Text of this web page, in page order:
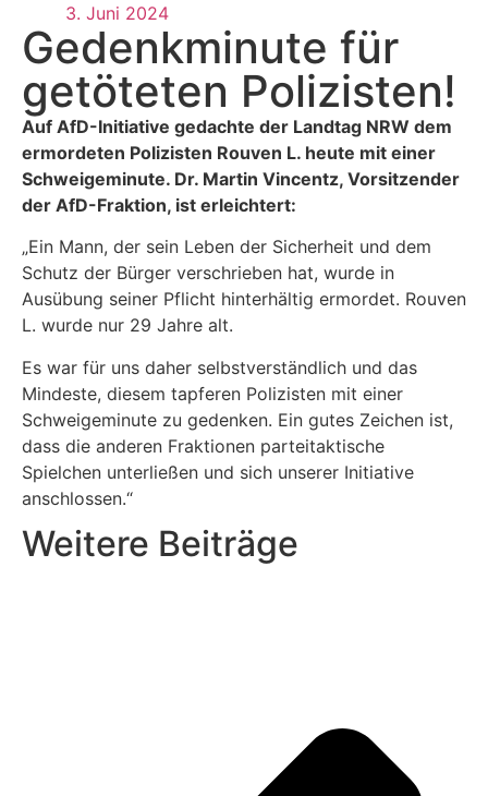
3. Juni 2024
Gedenkminute für
getöteten Polizisten!
Auf AfD-Initiative gedachte der Landtag NRW dem
ermordeten Polizisten Rouven L. heute mit einer
Schweigeminute. Dr. Martin Vincentz, Vorsitzender
der AfD-Fraktion, ist erleichtert:
„Ein Mann, der sein Leben der Sicherheit und dem
Schutz der Bürger verschrieben hat, wurde in
Ausübung seiner Pflicht hinterhältig ermordet. Rouven
L. wurde nur 29 Jahre alt.
Es war für uns daher selbstverständlich und das
Mindeste, diesem tapferen Polizisten mit einer
Schweigeminute zu gedenken. Ein gutes Zeichen ist,
dass die anderen Fraktionen parteitaktische
Spielchen unterließen und sich unserer Initiative
anschlossen.“
Weitere Beiträge